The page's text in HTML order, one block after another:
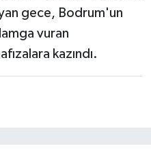
gece, Bodrum'un
vuran
kazındı.